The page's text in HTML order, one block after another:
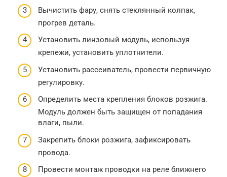
Вычистить фару, снять стеклянный колпак,
прогрев деталь.
Установить линзовый модуль, используя
крепежи, установить уплотнители.
Установить рассеиватель, провести первичную
регулировку.
Определить места крепления блоков розжига.
Модуль должен быть защищен от попадания
влаги, пыли.
Закрепить блоки розжига, зафиксировать
провода.
Провести монтаж проводки на реле ближнего